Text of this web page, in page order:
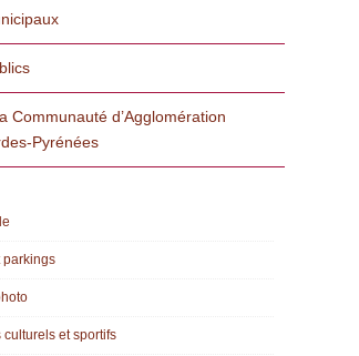
Communauté d’Agglomération
Pyrénées
parkings
culturels et sportifs